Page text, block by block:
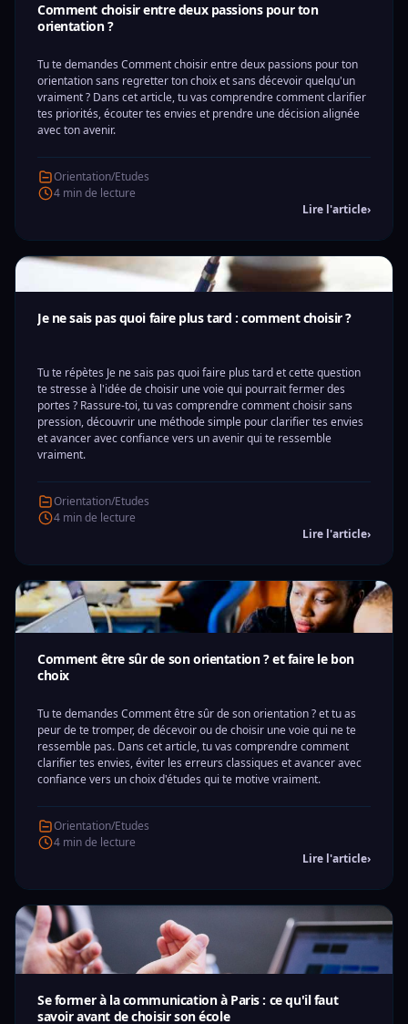
Comment choisir entre deux passions pour ton
orientation ?
Tu te demandes Comment choisir entre deux passions pour ton
orientation sans regretter ton choix et sans décevoir quelqu'un
vraiment ? Dans cet article, tu vas comprendre comment clarifier
tes priorités, écouter tes envies et prendre une décision alignée
avec ton avenir.
Orientation/Etudes
4 min de lecture
Lire l'article›
Je ne sais pas quoi faire plus tard : comment choisir ?
Tu te répètes Je ne sais pas quoi faire plus tard et cette question
te stresse à l'idée de choisir une voie qui pourrait fermer des
portes ? Rassure-toi, tu vas comprendre comment choisir sans
pression, découvrir une méthode simple pour clarifier tes envies
et avancer avec confiance vers un avenir qui te ressemble
vraiment.
Orientation/Etudes
4 min de lecture
Lire l'article›
Comment être sûr de son orientation ? et faire le bon
choix
Tu te demandes Comment être sûr de son orientation ? et tu as
peur de te tromper, de décevoir ou de choisir une voie qui ne te
ressemble pas. Dans cet article, tu vas comprendre comment
clarifier tes envies, éviter les erreurs classiques et avancer avec
confiance vers un choix d'études qui te motive vraiment.
Orientation/Etudes
4 min de lecture
Lire l'article›
Se former à la communication à Paris : ce qu'il faut
savoir avant de choisir son école